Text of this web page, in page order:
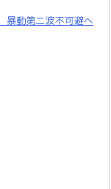
暴動第二波不可避へ